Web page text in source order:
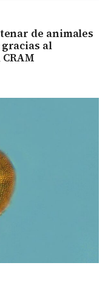
de animales
al